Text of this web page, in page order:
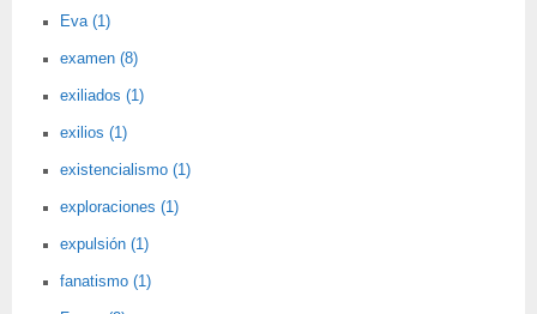
Eva (1)
examen (8)
exiliados (1)
exilios (1)
existencialismo (1)
exploraciones (1)
expulsión (1)
fanatismo (1)